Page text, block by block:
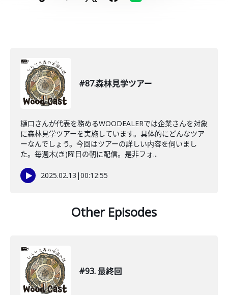
#87.森林見学ツアー
樋口さんが代表を務めるWOODEALERでは企業さんを対象
に森林見学ツアーを実施しています。具体的にどんなツア
ーなんでしょう。今回はツアーの詳しい内容を伺いまし
た。毎週木(き)曜日の朝に配信。是非フォ...
2025.02.13 |00:12:55
Other Episodes
#93. 最終回